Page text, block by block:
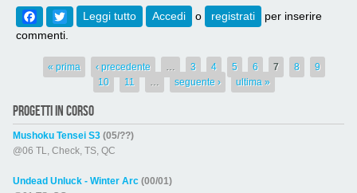
Facebook
Twitter
Leggi tutto su [707] Tate no Yusha no Nariagari S2
Episodio 05
Accedi o registrati
per inserire
commenti.
Pagine« prima ‹ precedente … 3 4 5 6 7 8
9
10
11 … seguente › ultima »
PROGETTI IN CORSO
Mushoku Tensei S3(05/??)
@06 TL, Check, TS, QC
Undead Unluck - Winter Arc (00/01)